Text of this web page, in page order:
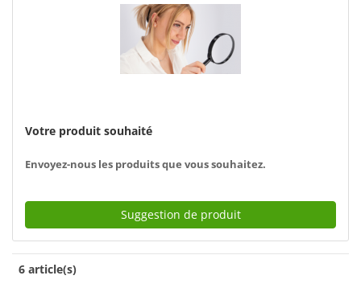
Votre produit souhaité
Envoyez-nous les produits que vous souhaitez.
Suggestion de produit
6 article(s)